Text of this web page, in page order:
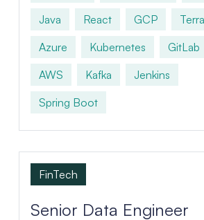
Java
React GCP
Azure
Kubernetes
GitLab
AWS
Kafka
Jenkins
Spring Boot
Senior Data Engineer
FinTech